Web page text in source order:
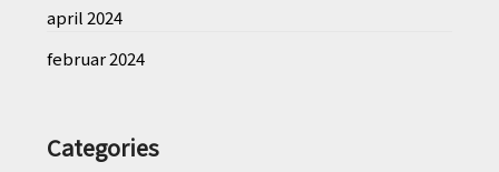
april 2024
februar 2024
Categories